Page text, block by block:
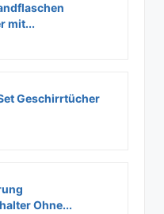
mit...
Geschirrtücher
Ohne...